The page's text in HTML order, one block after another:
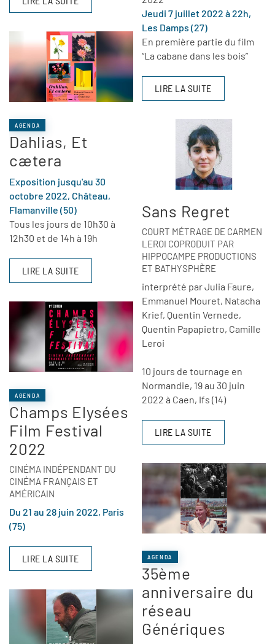
AGENDA
Dahlias, Et
cætera
Exposition jusqu'au 30
octobre 2022, Château,
Flamanville (50)
Tous les jours de 10h30 à
12h30 et de 14h à 19h
LIRE LA SUITE
AGENDA
Champs Elysées
Film Festival
2022
CINÉMA INDÉPENDANT DU
CINÉMA FRANÇAIS ET
AMÉRICAIN
Du 21 au 28 juin 2022, Paris
(75)
LIRE LA SUITE
Jeudi 7 juillet 2022 à 22h,
Les Damps (27)
En première partie du film
“La cabane dans les bois”
LIRE LA SUITE
Sans Regret
COURT MÉTRAGE DE CARMEN
LEROI COPRODUIT PAR
HIPPOCAMPE PRODUCTIONS
ET BATHYSPHÈRE
interprété par Julia Faure,
Emmanuel Mouret, Natacha
Krief, Quentin Vernede,
Quentin Papapietro, Camille
Leroi
10 jours de tournage en
Normandie, 19 au 30 juin
2022 à Caen, Ifs (14)
LIRE LA SUITE
AGENDA
35ème
anniversaire du
réseau
Génériques